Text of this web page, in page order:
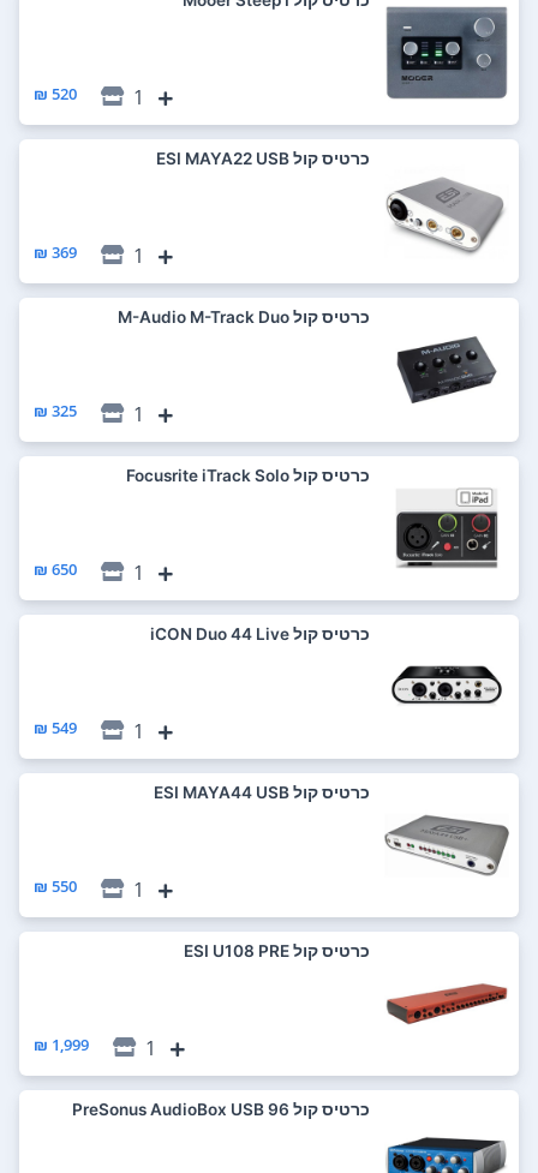
1
520 ₪
כרטיס קול ESI MAYA22 USB
1
369 ₪
כרטיס קול M-Audio M-Track Duo
1
325 ₪
כרטיס קול Focusrite iTrack Solo
1
650 ₪
כרטיס קול iCON Duo 44 Live
1
549 ₪
כרטיס קול ESI MAYA44 USB
1
550 ₪
כרטיס קול ESI U108 PRE
1
1,999 ₪
כרטיס קול PreSonus AudioBox USB 96